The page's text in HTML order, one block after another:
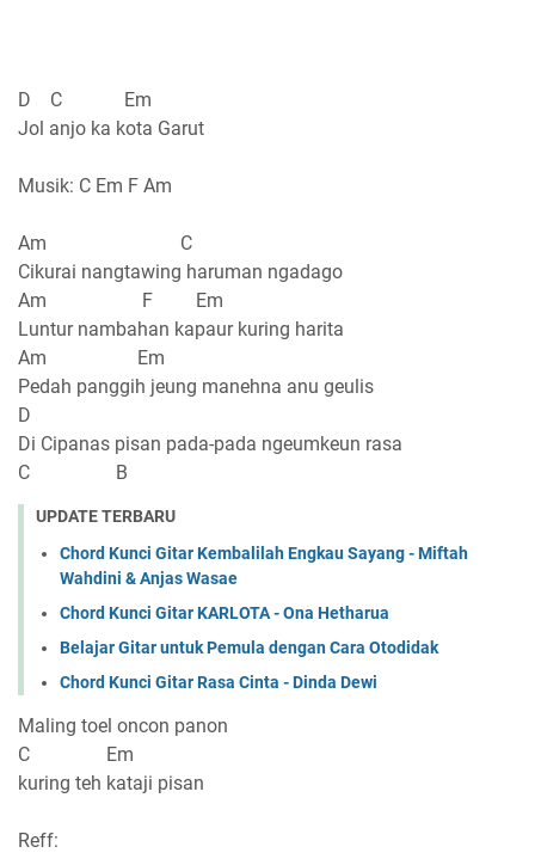
D C Em
Jol anjo ka kota Garut
Musik: C Em F Am
Am C
Cikurai nangtawing haruman ngadago
Am F Em
Luntur nambahan kapaur kuring harita
Am Em
Pedah panggih jeung manehna anu geulis
D
Di Cipanas pisan pada-pada ngeumkeun rasa
C B
UPDATE TERBARU
Chord Kunci Gitar Kembalilah Engkau Sayang - Miftah
Wahdini & Anjas Wasae
Chord Kunci Gitar KARLOTA - Ona Hetharua
Belajar Gitar untuk Pemula dengan Cara Otodidak
Chord Kunci Gitar Rasa Cinta - Dinda Dewi
Maling toel oncon panon
C Em
kuring teh kataji pisan
Reff: